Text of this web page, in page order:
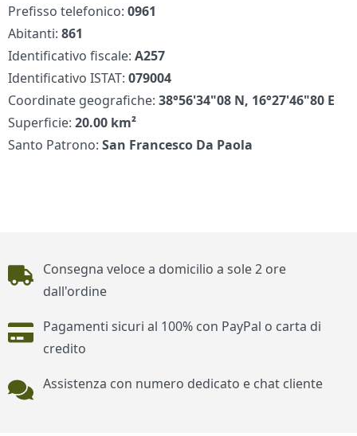
Prefisso telefonico:0961
Abitanti:861
Identificativo fiscale:A257
Identificativo ISTAT:079004
Coordinate geografiche:38°56'34"08 N, 16°27'46"80 E
Superficie:20.00 km²
Santo Patrono:San Francesco Da Paola
Piè di pagina
Consegna veloce a domicilio a sole 2 ore
dall'ordine
Pagamenti sicuri al 100% con PayPal o carta di
credito
Assistenza con numero dedicato e chat cliente